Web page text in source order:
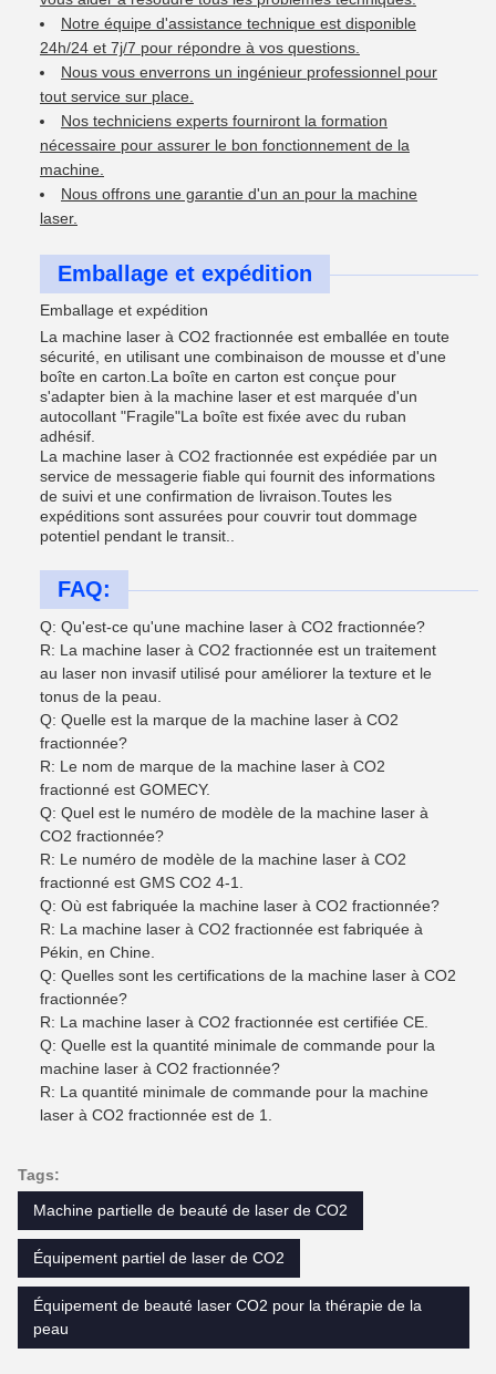
Notre équipe d'assistance technique est disponible
24h/24 et 7j/7 pour répondre à vos questions.
Nous vous enverrons un ingénieur professionnel pour
tout service sur place.
Nos techniciens experts fourniront la formation
nécessaire pour assurer le bon fonctionnement de la
machine.
Nous offrons une garantie d'un an pour la machine
laser.
Emballage et expédition
Emballage et expédition
La machine laser à CO2 fractionnée est emballée en toute
sécurité, en utilisant une combinaison de mousse et d'une
boîte en carton.La boîte en carton est conçue pour
s'adapter bien à la machine laser et est marquée d'un
autocollant "Fragile"La boîte est fixée avec du ruban
adhésif.
La machine laser à CO2 fractionnée est expédiée par un
service de messagerie fiable qui fournit des informations
de suivi et une confirmation de livraison.Toutes les
expéditions sont assurées pour couvrir tout dommage
potentiel pendant le transit..
FAQ:
Q: Qu'est-ce qu'une machine laser à CO2 fractionnée?
R: La machine laser à CO2 fractionnée est un traitement
au laser non invasif utilisé pour améliorer la texture et le
tonus de la peau.
Q: Quelle est la marque de la machine laser à CO2
fractionnée?
R: Le nom de marque de la machine laser à CO2
fractionné est GOMECY.
Q: Quel est le numéro de modèle de la machine laser à
CO2 fractionnée?
R: Le numéro de modèle de la machine laser à CO2
fractionné est GMS CO2 4-1.
Q: Où est fabriquée la machine laser à CO2 fractionnée?
R: La machine laser à CO2 fractionnée est fabriquée à
Pékin, en Chine.
Q: Quelles sont les certifications de la machine laser à CO2
fractionnée?
R: La machine laser à CO2 fractionnée est certifiée CE.
Q: Quelle est la quantité minimale de commande pour la
machine laser à CO2 fractionnée?
R: La quantité minimale de commande pour la machine
laser à CO2 fractionnée est de 1.
Tags:
Machine partielle de beauté de laser de CO2
Équipement partiel de laser de CO2
Équipement de beauté laser CO2 pour la thérapie de la
peau